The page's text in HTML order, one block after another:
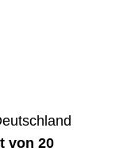
von 20